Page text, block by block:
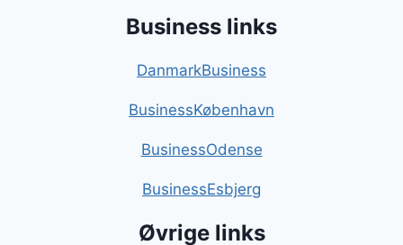
Business links
DanmarkBusiness
BusinessKøbenhavn
BusinessOdense
BusinessEsbjerg
Øvrige links